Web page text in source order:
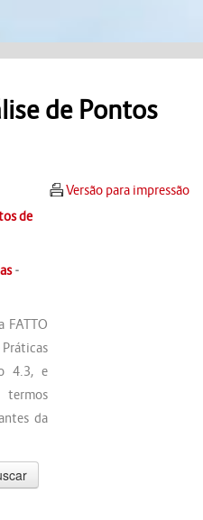
de Pontos
Versão para impressão
de
-
FATTO
4.3, e
da